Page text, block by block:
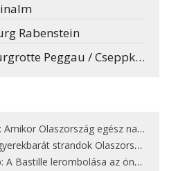
Rabenstein
Peggau / Cseppkőbarlang
Olaszország egész nap nyaral
strandok Olaszországban - megmutatjuk a 15 legjobbat
lerombolása az önkényuralom végét jelentette